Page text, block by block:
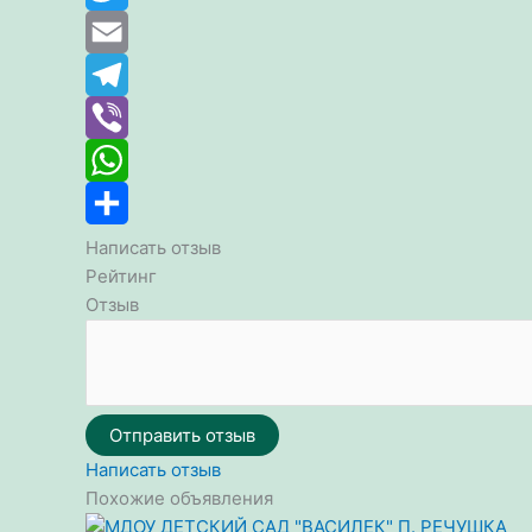
Twitter
Email
Telegram
Viber
WhatsApp
Отправить
Написать отзыв
Рейтинг
Отзыв
Отправить отзыв
Написать отзыв
Похожие объявления